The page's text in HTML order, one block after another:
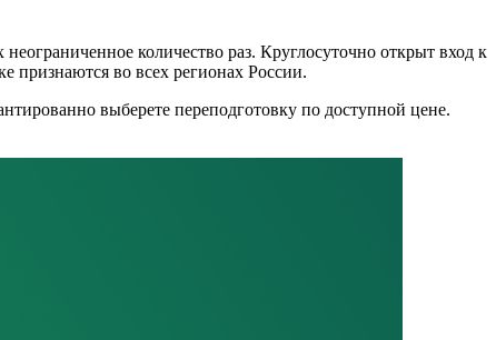
количество раз. Круглосуточно открыт вход к
признаются во всех регионах России.
выберете переподготовку по доступной цене.